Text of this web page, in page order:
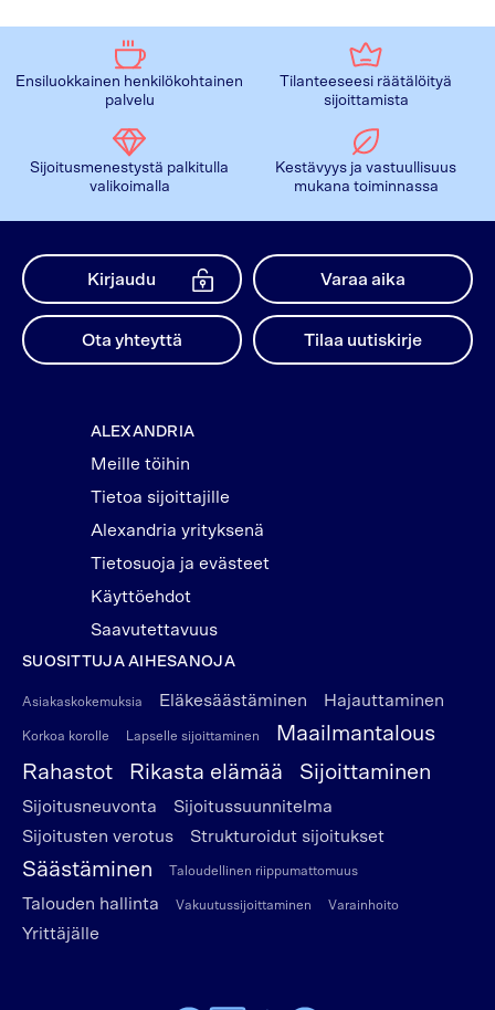
Ensiluokkainen henkilökohtainen
palvelu
Tilanteeseesi räätälöityä
sijoittamista
Sijoitusmenestystä palkitulla
valikoimalla
Kestävyys ja vastuullisuus
mukana toiminnassa
Kirjaudu Varaa aika
Ota yhteyttä Tilaa uutiskirje
ALEXANDRIA
Meille töihin
Tietoa sijoittajille
Alexandria yrityksenä
Tietosuoja ja evästeet
Käyttöehdot
Saavutettavuus
SUOSITTUJA AIHESANOJA
Asiakaskokemuksia Eläkesäästäminen Hajauttaminen
Korkoa korolle Lapselle sijoittaminen
Maailmantalous
Rahastot
Rikasta elämää Sijoittaminen
Sijoitusneuvonta
Sijoitussuunnitelma
Sijoitusten verotus
Strukturoidut sijoitukset
Säästäminen Taloudellinen riippumattomuus
Talouden hallinta Vakuutussijoittaminen Varainhoito
Yrittäjälle